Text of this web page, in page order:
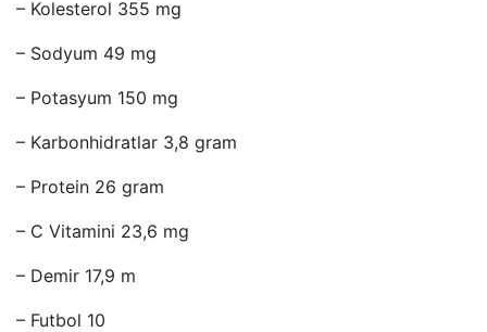
– Kolesterol 355 mg
– Sodyum 49 mg
– Potasyum 150 mg
– Karbonhidratlar 3,8 gram
– Protein 26 gram
– C Vitamini 23,6 mg
– Demir 17,9 m
– Futbol 10